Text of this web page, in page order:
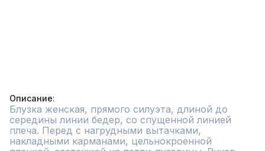
Описание
Блузка женская, прямого силуэта, длиной до
середины линии бедер, со спущенной линией
плеча. Перед с нагрудными вытачками,
накладными карманами, цельнокроенной